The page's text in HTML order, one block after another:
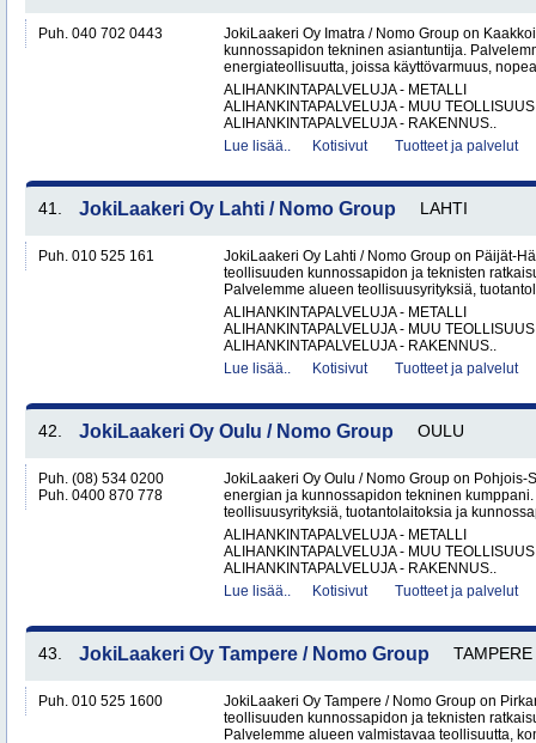
Puh. 040 702 0443
JokiLaakeri Oy Imatra / Nomo Group on
kunnossapidon tekninen asiantuntija.
energiateollisuutta, joissa käyttövarmuus,
ALIHANKINTAPALVELUJA - METALLI
ALIHANKINTAPALVELUJA - MUU TEOLLISUUS
ALIHANKINTAPALVELUJA - RAKENNUS..
Lue lisää..
Kotisivut Tuotteet ja palvelut
41. JokiLaakeri Oy Lahti / Nomo Group LAHTI
Puh. 010 525 161
JokiLaakeri Oy Lahti / Nomo Group on Päijät-
teollisuuden kunnossapidon ja teknisten
Palvelemme alueen teollisuusyrityksiä,
ALIHANKINTAPALVELUJA - METALLI
ALIHANKINTAPALVELUJA - MUU TEOLLISUUS
ALIHANKINTAPALVELUJA - RAKENNUS..
Lue lisää..
Kotisivut Tuotteet ja palvelut
42. JokiLaakeri Oy Oulu / Nomo Group OULU
Puh. (08) 534 0200
Puh. 0400 870 778
JokiLaakeri Oy Oulu / Nomo Group on Pohjois-
energian ja kunnossapidon tekninen
teollisuusyrityksiä, tuotantolaitoksia ja
ALIHANKINTAPALVELUJA - METALLI
ALIHANKINTAPALVELUJA - MUU TEOLLISUUS
ALIHANKINTAPALVELUJA - RAKENNUS..
Lue lisää..
Kotisivut Tuotteet ja palvelut
43. JokiLaakeri Oy Tampere / Nomo Group TAMPERE
Puh. 010 525 1600
JokiLaakeri Oy Tampere / Nomo Group on
teollisuuden kunnossapidon ja teknisten
Palvelemme alueen valmistavaa teollisuutta,